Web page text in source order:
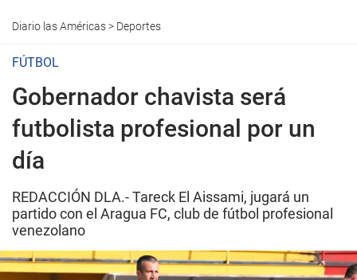
Diario las Américas> Deportes
FÚTBOL
Gobernador chavista será
futbolista profesional por un
día
REDACCIÓN DLA.- Tareck El Aissami, jugará un
partido con el Aragua FC, club de fútbol profesional
venezolano